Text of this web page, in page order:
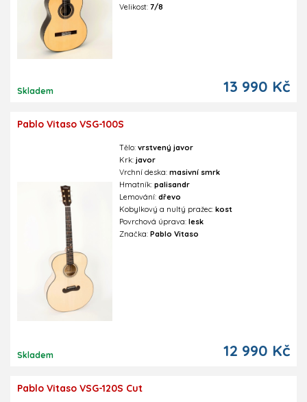
Skladem
Velikost:7/8
13 990 Kč
Pablo Vitaso VSG-100S
Skladem
Tělo:vrstvený javor
Krk:javor
Vrchní deska:masivní smrk
Hmatník:palisandr
Lemování:dřevo
Kobylkový a nultý pražec:kost
Povrchová úprava:lesk
Značka:Pablo Vitaso
12 990 Kč
Pablo Vitaso VSG-120S Cut